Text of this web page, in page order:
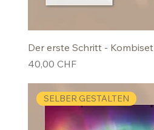
Der erste Schritt - Kombiset
Preis
40,00 CHF
SELBER GESTALTEN